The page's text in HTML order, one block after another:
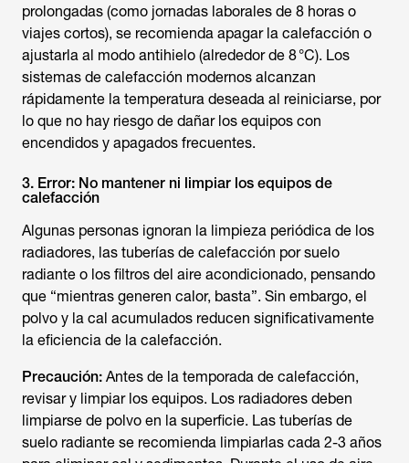
prolongadas (como jornadas laborales de 8 horas o
viajes cortos), se recomienda apagar la calefacción o
ajustarla al modo antihielo (alrededor de 8 °C). Los
sistemas de calefacción modernos alcanzan
rápidamente la temperatura deseada al reiniciarse, por
lo que no hay riesgo de dañar los equipos con
encendidos y apagados frecuentes.
3. Error: No mantener ni limpiar los equipos de
calefacción
Algunas personas ignoran la limpieza periódica de los
radiadores, las tuberías de calefacción por suelo
radiante o los filtros del aire acondicionado, pensando
que “mientras generen calor, basta”. Sin embargo, el
polvo y la cal acumulados reducen significativamente
la eficiencia de la calefacción.
Precaución: Antes de la temporada de calefacción,
revisar y limpiar los equipos. Los radiadores deben
limpiarse de polvo en la superficie. Las tuberías de
suelo radiante se recomienda limpiarlas cada 2-3 años